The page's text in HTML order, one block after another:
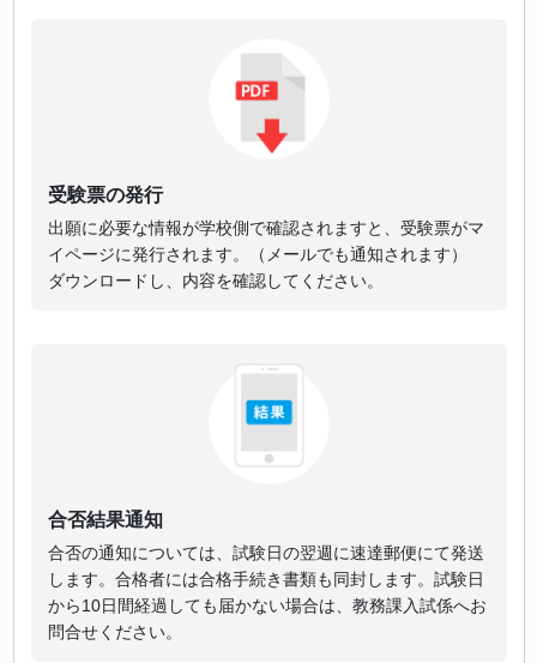
受験票の発行
出願に必要な情報が学校側で確認されますと、受験票がマ
イページに発行されます。（メールでも通知されます）
ダウンロードし、内容を確認してください。
合否結果通知
合否の通知については、試験日の翌週に速達郵便にて発送
します。合格者には合格手続き書類も同封します。試験日
から10日間経過しても届かない場合は、教務課入試係へお
問合せください。